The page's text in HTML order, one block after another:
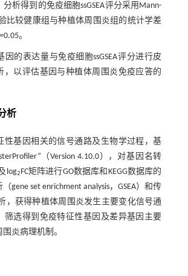
析得到的免疫细胞ssGSEA评分采用Mann-
比较健康组与种植体周围炎组的统计学差
。
因的表达量与免疫细胞ssGSEA评分进行皮
，以评估基因与种植体周围炎免疫应答的
析
性基因相关的信号通路及生物学过程，基
（Version 4.10.0），对基因名转
log2 FC矩阵进行GO数据库和KEGG数据库的
gene set enrichment analysis，GSEA）和传
，获得种植体周围炎发生主要变化信号通
筛选得到免疫特征性基因及差异基因主要
炎病理机制。